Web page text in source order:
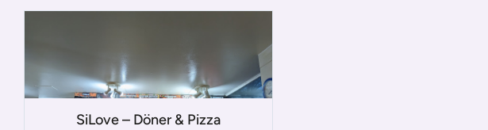
SiLove – Döner & Pizza